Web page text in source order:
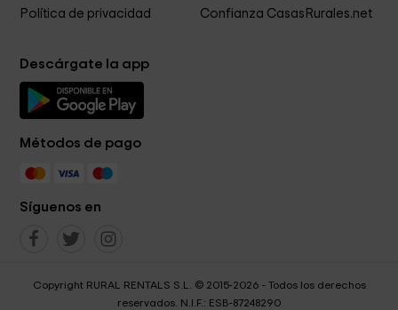
Política de privacidad Confianza CasasRurales.net
Descárgate la app
Métodos de pago
Síguenos en
Copyright RURAL RENTALS S.L. © 2015-2026 - Todos los derechos
reservados. N.I.F.: ESB-87248290